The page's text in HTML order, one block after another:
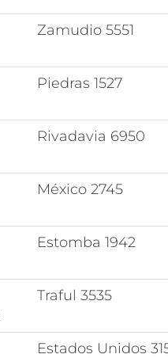
Zamudio 5551
Piedras 1527
Rivadavia 6950
México 2745
Estomba 1942
Traful 3535
Estados Unidos